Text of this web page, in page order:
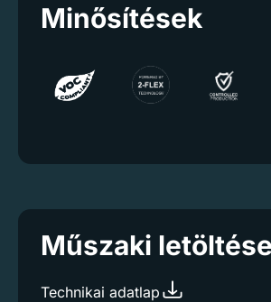
Minősítések
Műszaki
Technikai adatlap